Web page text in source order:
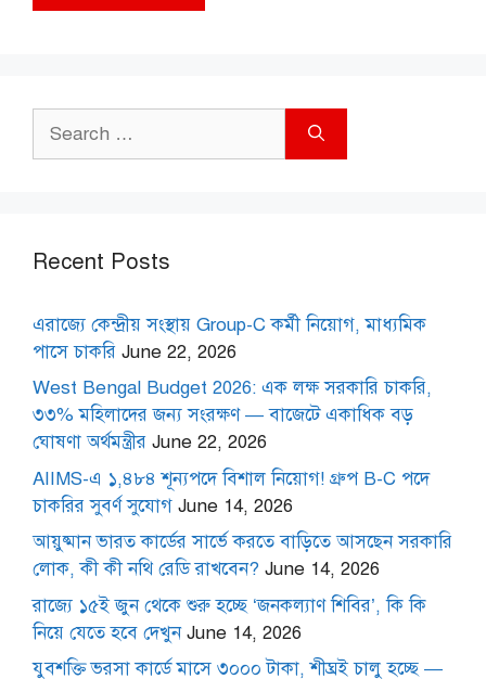
for:
Recent Posts
এরাজ্যে কেন্দ্রীয় সংস্থায় Group-C কর্মী নিয়োগ, মাধ্যমিক
পাসে চাকরি June 22, 2026
West Bengal Budget 2026: এক লক্ষ সরকারি চাকরি,
৩৩% মহিলাদের জন্য সংরক্ষণ — বাজেটে একাধিক বড়
ঘোষণা অর্থমন্ত্রীর June 22, 2026
AIIMS-এ ১,৪৮৪ শূন্যপদে বিশাল নিয়োগ! গ্রুপ B-C পদে
চাকরির সুবর্ণ সুযোগ June 14, 2026
আয়ুষ্মান ভারত কার্ডের সার্ভে করতে বাড়িতে আসছেন সরকারি
লোক, কী কী নথি রেডি রাখবেন? June 14, 2026
রাজ্যে ১৫ই জুন থেকে শুরু হচ্ছে ‘জনকল্যাণ শিবির’, কি কি
নিয়ে যেতে হবে দেখুন June 14, 2026
যুবশক্তি ভরসা কার্ডে মাসে ৩০০০ টাকা, শীঘ্রই চালু হচ্ছে —